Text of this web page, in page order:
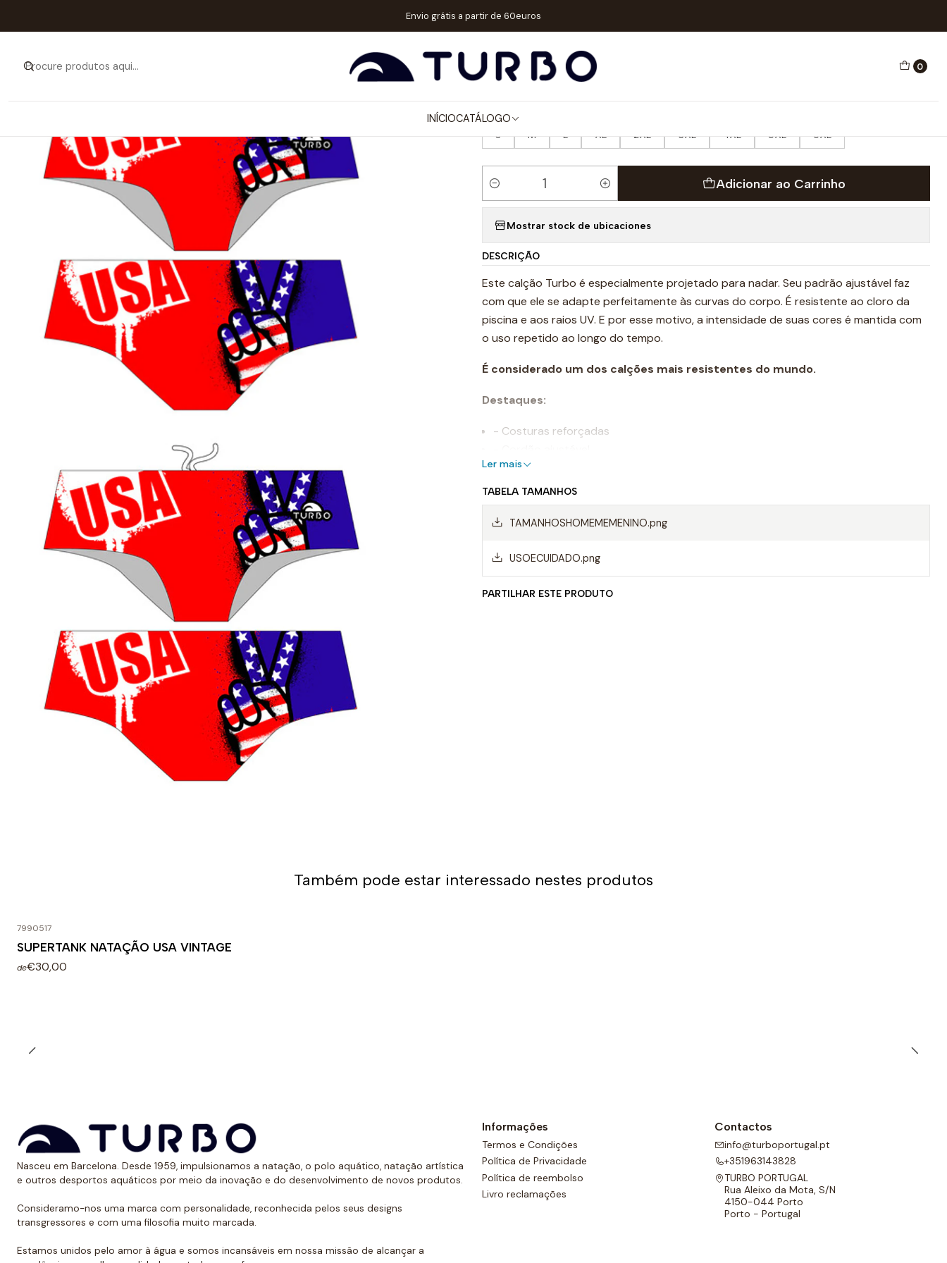
0
INÍCIOCATÁLOGO
Envio grátis a partir de 60euros
CALÇÕES SUPERTANK NATAÇÃO
SUPERTANK NATAÇÃO USA VICTORY
TAMANHOS HOMEM POLO AQUÁTICO E NATAÇÃO
S M L XL 2XL 3XL 4XL 5XL 6XL
Quantidade
Adicionar ao Carrinho
Mostrar stock de ubicaciones
DESCRIÇÃO
Este calção Turbo é especialmente projetado para nadar. Seu padrão ajustável faz
com que ele se adapte perfeitamente às curvas do corpo. É resistente ao cloro da
piscina e aos raios UV. E por esse motivo, a intensidade de suas cores é mantida com
o uso repetido ao longo do tempo.
É considerado um dos calções mais resistentes do mundo.
Destaques:
- Costuras reforçadas
- Resistente ao cloro
- Cores de longa duração
- Composição: 55% poliéster PBT, 45% poliéster
- Calção perfeito para a prática da natação como calção de treino. Graças à sua
Ler mais
TABELA TAMANHOS
TAMANHOSHOMEMEMENINO.png
USOECUIDADO.png
PARTILHAR ESTE PRODUTO
Também pode estar interessado nestes produtos
7990517
SUPERTANK NATAÇÃO USA VINTAGE
de€30,00
Nasceu em Barcelona. Desde 1959, impulsionamos a natação, o polo aquático, natação artística
e outros desportos aquáticos por meio da inovação e do desenvolvimento de novos produtos.
Consideramo-nos uma marca com personalidade, reconhecida pelos seus designs
transgressores e com uma filosofia muito marcada.
Estamos unidos pelo amor à água e somos incansáveis em nossa missão de alcançar a
Informações
Termos e Condições
Política de Privacidade
Política de reembolso
Livro reclamações
Contactos
info@turboportugal.pt
+351963143828
TURBO PORTUGAL
Rua Aleixo da Mota, S/N
4150-044 Porto
Porto - Portugal